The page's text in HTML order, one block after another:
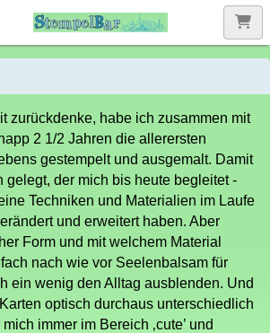
zurückdenke, habe ich zusammen mit
2 1/2 Jahren die allerersten
gestempelt und ausgemalt. Damit
gelegt, der mich bis heute begleitet -
Techniken und Materialien im Laufe
und erweitert haben. Aber
Form und mit welchem Material
nach wie vor Seelenbalsam für
ein wenig den Alltag ausblenden. Und
optisch durchaus unterschiedlich
immer im Bereich ‚cute’ und